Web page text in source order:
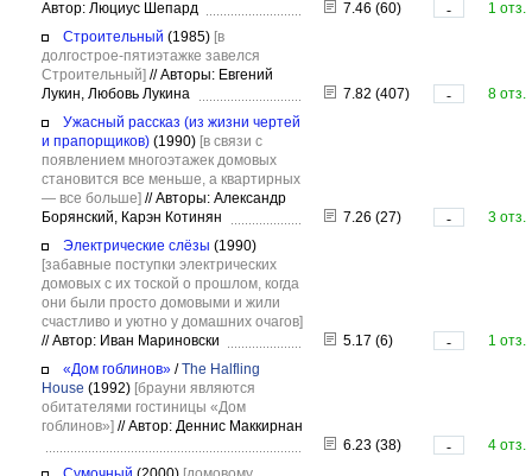
Автор: Люциус Шепард 7.46 (60) -
1 отз.
Строительный (1985) [в
долгострое-пятиэтажке завелся
Строительный] //Авторы: Евгений
Лукин, Любовь Лукина
7.82 (407) -
8 отз.
Ужасный рассказ (из жизни чертей
и прапорщиков) (1990) [в связи с
появлением многоэтажек домовых
становится все меньше, а квартирных
— все больше] //Авторы: Александр
Борянский, Карэн Котинян
7.26 (27) -
3 отз.
Электрические слёзы (1990)
[забавные поступки электрических
домовых с их тоской о прошлом, когда
они были просто домовыми и жили
счастливо и уютно у домашних очагов]
//Автор: Иван Мариновски 5.17 (6) -
1 отз.
«Дом гоблинов» /The Halfling
House (1992) [брауни являются
обитателями гостиницы «Дом
гоблинов»] //Автор: Деннис Маккирнан
6.23 (38)
-
4 отз.